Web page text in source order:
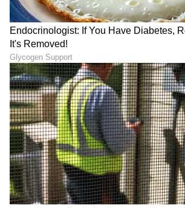
ಸುವರ್ಣ ನ್ಯೂಸ್ ಸುದ್ದಿ ಮಾಧ್ಯಮದ
ಮೂರು ವರ್ಷಗಳಿಂದ ಕೆಲಸ ಮಾಡುತ್ತಿದ್ದೇನೆ.
ಡಿಜಿಟಲ್‌ ಮಾಧ್ಯಮದಲ್ಲಿ 5 ವರ್ಷ ಕೆಲಸ
SDM ಉಜಿರೆಯಲ್ಲಿ ಪತ್ರಿಕೋದ್ಯಮದ
ಸುದ್ದಿಲೋಕದಲ್ಲಿ ರಾಜಕೀಯ, ದೇಶ,
ವಾಣಿಜ್ಯ, ಕ್ರೈಂ ಸುದ್ದಿಗಳಲ್ಲಿ ಆಸಕ್ತಿ.
ರಾಶಿ ಜ್ಯೋತಿಷ್ಯ